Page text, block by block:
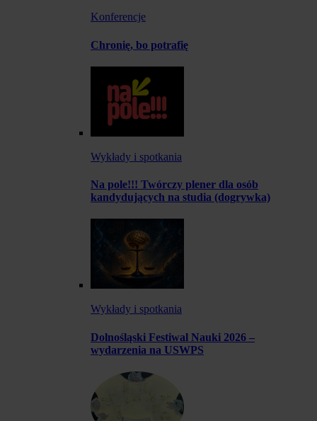
Konferencje
Chronię, bo potrafię
Wykłady i spotkania
Na pole!!! Twórczy plener dla osób
kandydujących na studia (dogrywka)
Wykłady i spotkania
Dolnośląski Festiwal Nauki 2026 –
wydarzenia na USWPS